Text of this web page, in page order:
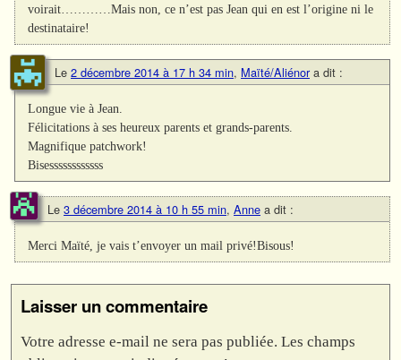
voirait…………Mais non, ce n’est pas Jean qui en est l’origine ni le
destinataire!
Le 2 décembre 2014 à 17 h 34 min, Maïté/Aliénor a dit :
Longue vie à Jean.
Félicitations à ses heureux parents et grands-parents.
Magnifique patchwork!
Bisessssssssssss
Le 3 décembre 2014 à 10 h 55 min, Anne a dit :
Merci Maïté, je vais t’envoyer un mail privé!Bisous!
Laisser un commentaire
Votre adresse e-mail ne sera pas publiée. Les champs